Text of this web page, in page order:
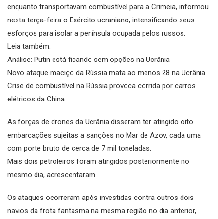
enquanto transportavam combustível para a Crimeia, informou
nesta terça-feira o Exército ucraniano, intensificando seus
esforços para isolar a península ocupada pelos russos.
Leia também:
Análise: Putin está ficando sem opções na Ucrânia
Novo ataque maciço da Rússia mata ao menos 28 na Ucrânia
Crise de combustível na Rússia provoca corrida por carros
elétricos da China
As forças de drones da Ucrânia disseram ter atingido oito
embarcações sujeitas a sanções no Mar de Azov, cada uma
com porte bruto de cerca de 7 mil toneladas.
Mais dois petroleiros foram atingidos posteriormente no
mesmo dia, acrescentaram.
Os ataques ocorreram após investidas contra outros dois
navios da frota fantasma na mesma região no dia anterior,